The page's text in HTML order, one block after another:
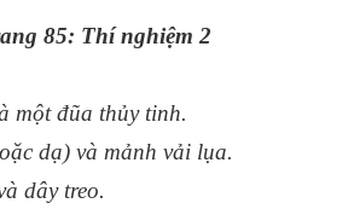
85: Thí nghiệm 2
một đũa thủy tinh.
dạ) và mảnh vải lụa.
dây treo.